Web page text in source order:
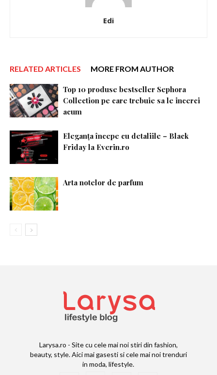
Edi
RELATED ARTICLES MORE FROM AUTHOR
Top 10 produse bestseller Sephora
Collection pe care trebuie sa le incerci
acum
Eleganța începe cu detaliile – Black
Friday la Everin.ro
Arta notelor de parfum
Larysa.ro - Site cu cele mai noi stiri din fashion,
beauty, style. Aici mai gasesti si cele mai noi trenduri
in moda, lifestyle.